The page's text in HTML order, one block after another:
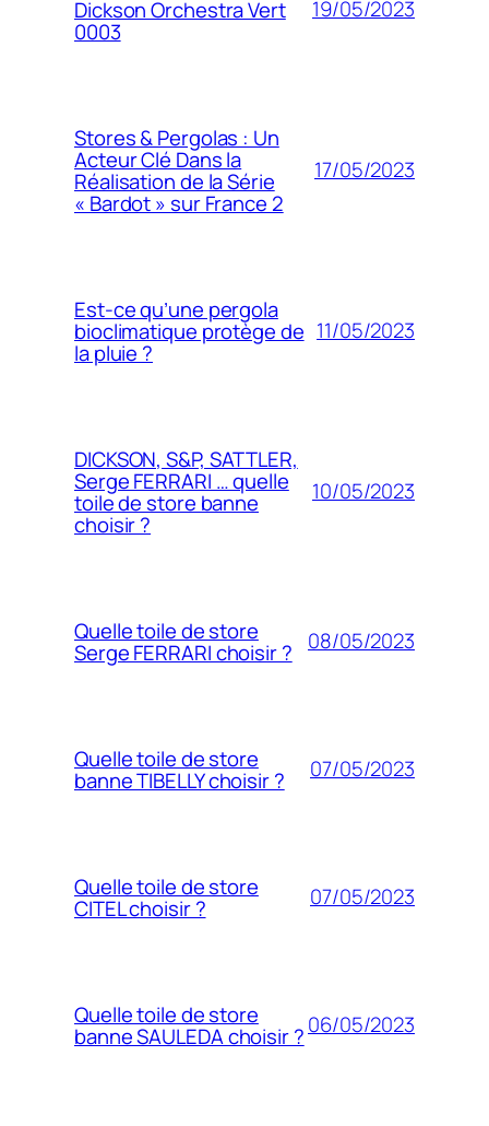
Dickson Orchestra Vert
0003
19/05/2023
Stores & Pergolas : Un
Acteur Clé Dans la
Réalisation de la Série
« Bardot » sur France 2
17/05/2023
Est-ce qu’une pergola
bioclimatique protège de
la pluie ?
11/05/2023
DICKSON, S&P, SATTLER,
Serge FERRARI … quelle
toile de store banne
choisir ?
10/05/2023
Quelle toile de store
Serge FERRARI choisir ? 08/05/2023
Quelle toile de store
banne TIBELLY choisir ? 07/05/2023
Quelle toile de store
CITEL choisir ? 07/05/2023
Quelle toile de store
banne SAULEDA choisir ?06/05/2023